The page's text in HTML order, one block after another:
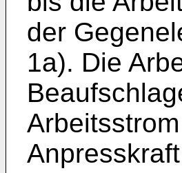
der
1a). Die